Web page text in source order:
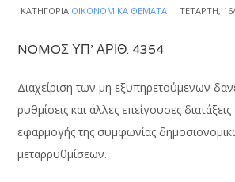
ΚΑΤΗΓΟΡΊΑ ΟΙΚΟΝΟΜΙΚΆ ΘΈΜΑΤΑ ΤΕΤΆΡΤΗ,
NOMOΣ ΥΠ’ ΑΡΙΘ. 4354
Διαχείριση των μη εξυπηρετούμενων
ρυθμίσεις και άλλες επείγουσες διατάξεις
εφαρμογής της συμφωνίας
μεταρρυθμίσεων.